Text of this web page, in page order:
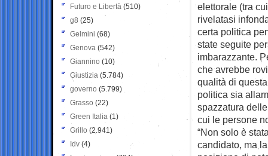
elettorale (tra
rivelatasi
certa politica
state seguite
imbarazzante.
che avrebbe
qualità di
politica sia
spazzatura
cui le persone
“Non solo è
candidato, ma
Futuro e Libertà (510)
g8 (25)
Gelmini (68)
Genova (542)
Giannino (10)
Giustizia (5.784)
governo (5.799)
Grasso (22)
Green Italia (1)
Grillo (2.941)
Idv (4)